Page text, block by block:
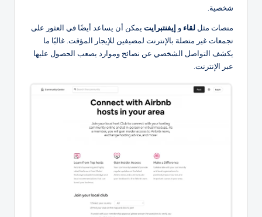
شخصية.
منصات مثل لقاء و إيفنتبرايت يمكن أن يساعد أيضًا في العثور على
تجمعات غير متصلة بالإنترنت لمضيفين للإيجار المؤقت. غالبًا ما
يكشف التواصل الشخصي عن نصائح وموارد يصعب الحصول عليها
عبر الإنترنت.